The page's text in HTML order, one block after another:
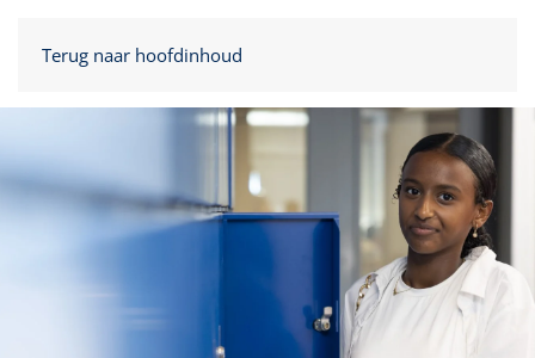
Terug naar hoofdinhoud